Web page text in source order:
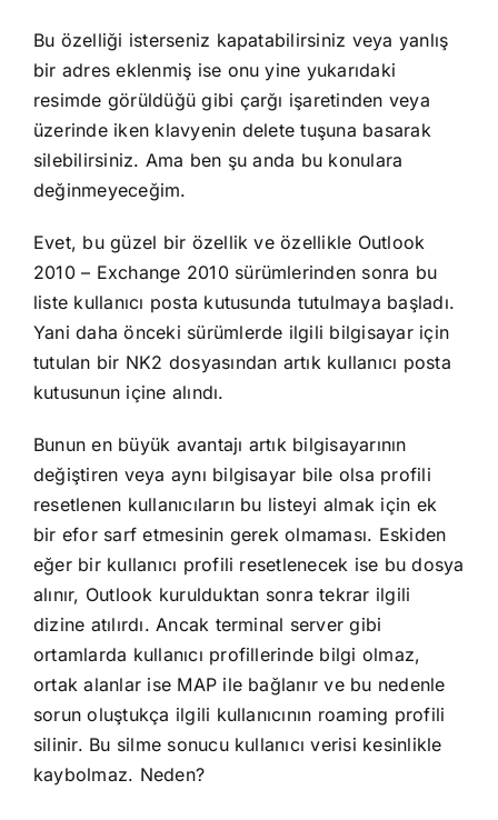
Bu özelliği isterseniz kapatabilirsiniz veya yanlış
bir adres eklenmiş ise onu yine yukarıdaki
resimde görüldüğü gibi çarğı işaretinden veya
üzerinde iken klavyenin delete tuşuna basarak
silebilirsiniz. Ama ben şu anda bu konulara
değinmeyeceğim.
Evet, bu güzel bir özellik ve özellikle Outlook
2010 – Exchange 2010 sürümlerinden sonra bu
liste kullanıcı posta kutusunda tutulmaya başladı.
Yani daha önceki sürümlerde ilgili bilgisayar için
tutulan bir NK2 dosyasından artık kullanıcı posta
kutusunun içine alındı.
Bunun en büyük avantajı artık bilgisayarının
değiştiren veya aynı bilgisayar bile olsa profili
resetlenen kullanıcıların bu listeyi almak için ek
bir efor sarf etmesinin gerek olmaması. Eskiden
eğer bir kullanıcı profili resetlenecek ise bu dosya
alınır, Outlook kurulduktan sonra tekrar ilgili
dizine atılırdı. Ancak terminal server gibi
ortamlarda kullanıcı profillerinde bilgi olmaz,
ortak alanlar ise MAP ile bağlanır ve bu nedenle
sorun oluştukça ilgili kullanıcının roaming profili
silinir. Bu silme sonucu kullanıcı verisi kesinlikle
kaybolmaz. Neden?